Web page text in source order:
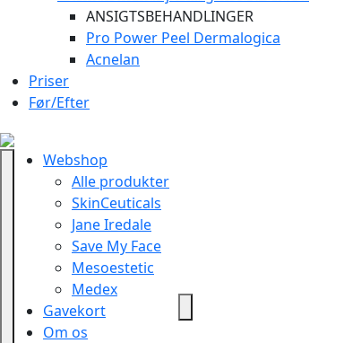
ANSIGTSBEHANDLINGER
Pro Power Peel Dermalogica
Acnelan
Priser
Før/Efter
Webshop
Alle produkter
SkinCeuticals
Jane Iredale
Save My Face
Mesoestetic
Medex
Gavekort
Om os